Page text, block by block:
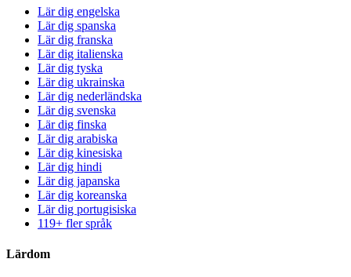
Lär dig engelska
Lär dig spanska
Lär dig franska
Lär dig italienska
Lär dig tyska
Lär dig ukrainska
Lär dig nederländska
Lär dig svenska
Lär dig finska
Lär dig arabiska
Lär dig kinesiska
Lär dig hindi
Lär dig japanska
Lär dig koreanska
Lär dig portugisiska
119+ fler språk
Lärdom